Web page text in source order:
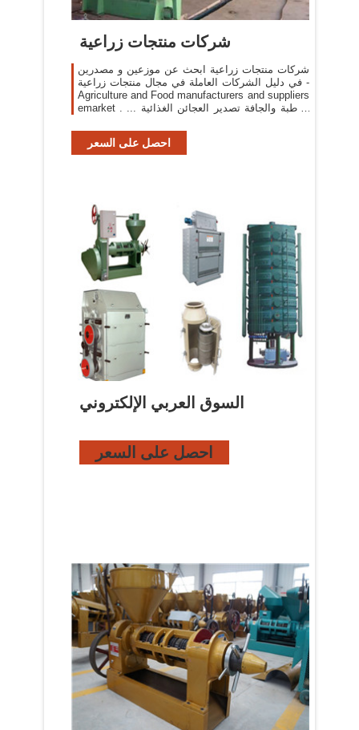
شركات منتجات زراعية
شركات منتجات زراعية ابحث عن موزعين و مصدرين
في دليل الشركات العاملة في مجال منتجات زراعية -
Agriculture and Food manufacturers and suppliers
emarket . ... الرطبة والجافة تصدير العجائن الغذائية
احصل على السعر
السوق العربي الإلكتروني
احصل على السعر